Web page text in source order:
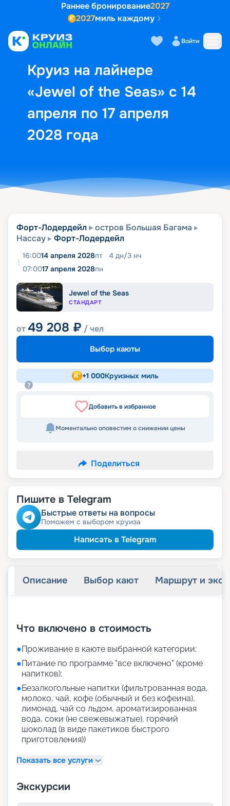
Раннее бронирование2027
2027миль каждому
Войти
Круиз на лайнере
«Jewel of the Seas» с 14
апреля по 17 апреля
2028 года
Выбор кают Маршрут и
Форт-Лодердейл
остров Большая Багама
Нассау
Форт-Лодердейл
16:0014 апреля 2028пт 4 дн/3 нч
07:0017 апреля 2028пн
Jewel of the Seas
СТАНДАРТ
от49 208 ₽ / чел
Выбор каюты
+1 000Круизных миль
Добавить в избранное
Моментально оповестим о снижении цены
Поделиться
Пишите в Telegram
Быстрые ответы на вопросы
Поможем с выбором круиза
Написать в Telegram
Описание Выбор кают Маршрут и
Что включено в стоимость
●Проживание в каюте выбранной категории;
●Питание по программе "все включено" (кроме
напитков);
●Безалкогольные напитки (фильтрованная вода,
молоко, чай, кофе (обычный и без кофеина),
лимонад, чай со льдом, ароматизированная
вода, соки (не свежевыжатые), горячий
шоколад (в виде пакетиков быстрого
приготовления))
Показать все услуги
Экскурсии